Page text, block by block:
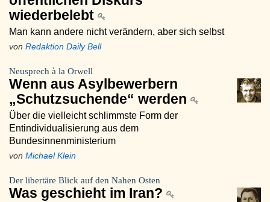
wiederbelebt
Man kann andere nicht verändern, aber sich selbst
von Redaktion Daily Bell
Neusprech à la Orwell
Wenn aus Asylbewerbern
„Schutzsuchende“ werden
Über die vielleicht schlimmste Form der
Entindividualisierung aus dem
Bundesinnenministerium
von Michael Klein
Der libertäre Blick auf den Nahen Osten
Was geschieht im Iran?